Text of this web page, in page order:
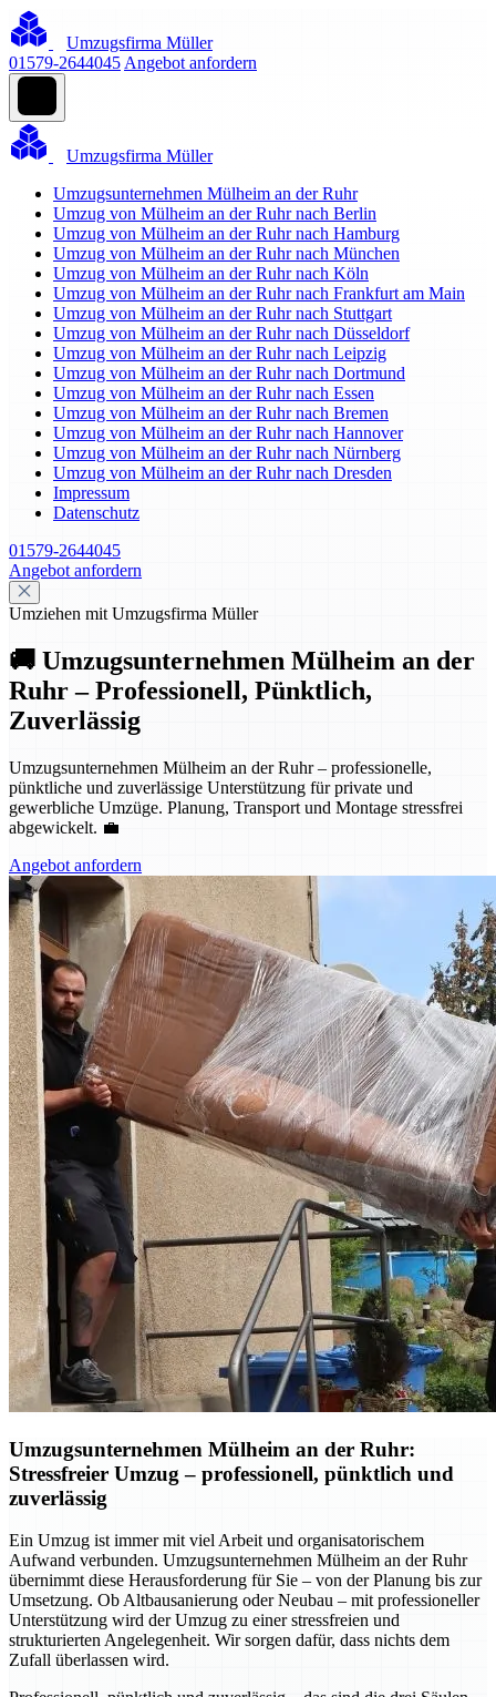
Umzugsfirma Müller
01579-2644045 Angebot anfordern
Umzugsfirma Müller
Umzugsunternehmen Mülheim an der Ruhr
Umzug von Mülheim an der Ruhr nach Berlin
Umzug von Mülheim an der Ruhr nach Hamburg
Umzug von Mülheim an der Ruhr nach München
Umzug von Mülheim an der Ruhr nach Köln
Umzug von Mülheim an der Ruhr nach Frankfurt am Main
Umzug von Mülheim an der Ruhr nach Stuttgart
Umzug von Mülheim an der Ruhr nach Düsseldorf
Umzug von Mülheim an der Ruhr nach Leipzig
Umzug von Mülheim an der Ruhr nach Dortmund
Umzug von Mülheim an der Ruhr nach Essen
Umzug von Mülheim an der Ruhr nach Bremen
Umzug von Mülheim an der Ruhr nach Hannover
Umzug von Mülheim an der Ruhr nach Nürnberg
Umzug von Mülheim an der Ruhr nach Dresden
Impressum
Datenschutz
01579-2644045
Angebot anfordern
Umziehen mit Umzugsfirma Müller
🚚 Umzugsunternehmen Mülheim an der
Ruhr – Professionell, Pünktlich,
Zuverlässig
Umzugsunternehmen Mülheim an der Ruhr – professionelle,
pünktliche und zuverlässige Unterstützung für private und
gewerbliche Umzüge. Planung, Transport und Montage stressfrei
abgewickelt. 💼
Angebot anfordern
Umzugsunternehmen Mülheim an der Ruhr:
Stressfreier Umzug – professionell, pünktlich und
zuverlässig
Ein Umzug ist immer mit viel Arbeit und organisatorischem
Aufwand verbunden. Umzugsunternehmen Mülheim an der Ruhr
übernimmt diese Herausforderung für Sie – von der Planung bis zur
Umsetzung. Ob Altbausanierung oder Neubau – mit professioneller
Unterstützung wird der Umzug zu einer stressfreien und
strukturierten Angelegenheit. Wir sorgen dafür, dass nichts dem
Zufall überlassen wird.